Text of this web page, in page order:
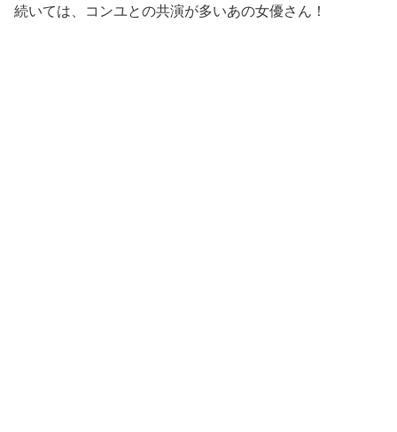
続いては、コンユとの共演が多いあの女優さん！